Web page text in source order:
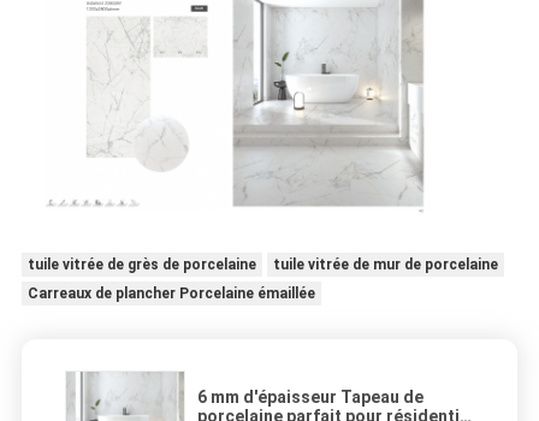
tuile vitrée de grès de porcelaine
tuile vitrée de mur de porcelaine
Carreaux de plancher Porcelaine émaillée
6 mm d'épaisseur Tapeau de
porcelaine parfait pour résidentiel